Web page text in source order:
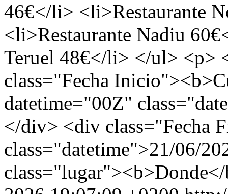
46€</li> <li>Restaurante
<li>Restaurante Nadiu
Teruel 48€</li> </ul> <p>
class="Fecha
datetime="00Z"
</div> <div class="Fecha
class="datetime">21/06/